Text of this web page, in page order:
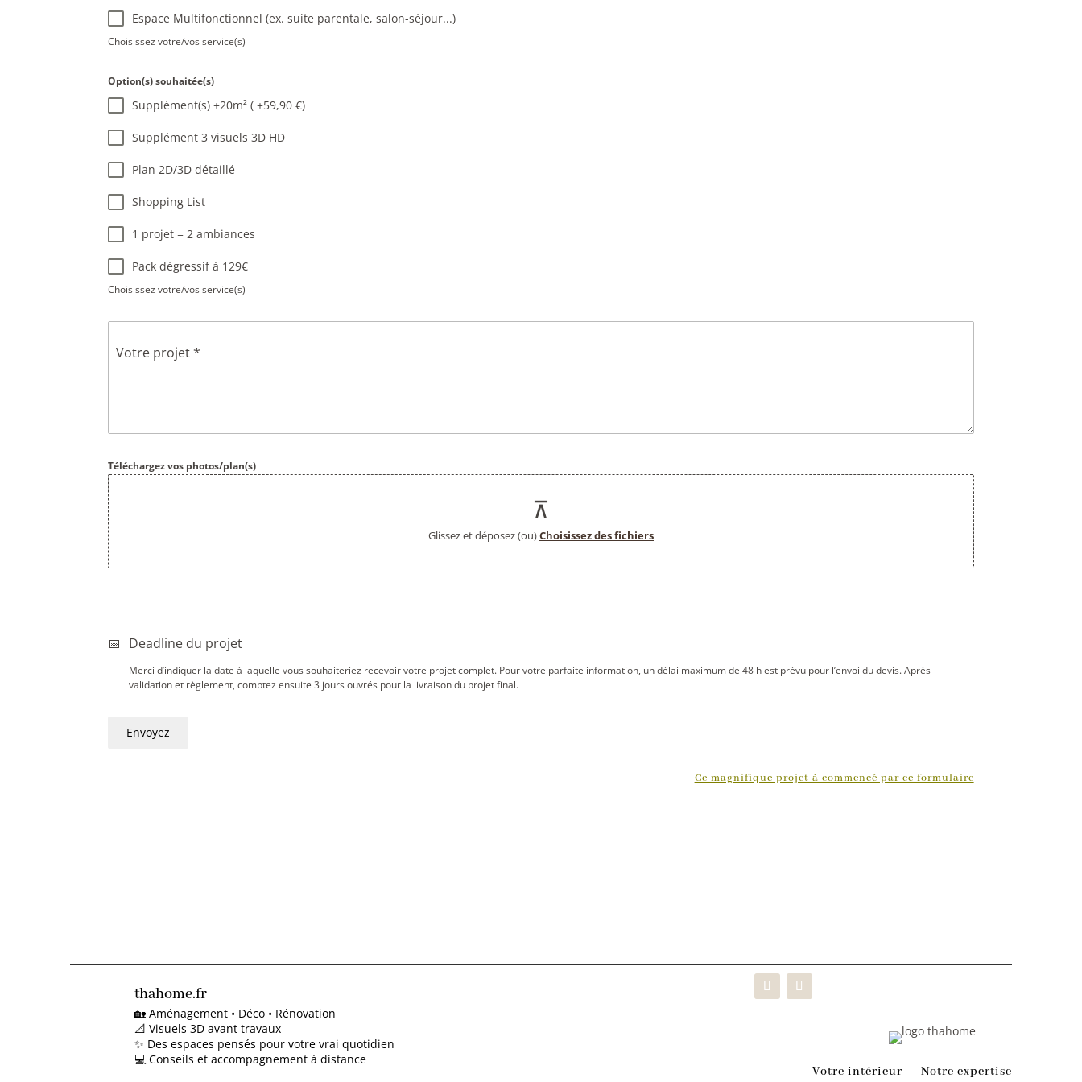
Espace Multifonctionnel (ex. suite parentale, salon-séjour...)
Choisissez votre/vos service(s)
Option(s) souhaitée(s)
Supplément(s) +20m² ( +59,90 €)
Supplément 3 visuels 3D HD
Plan 2D/3D détaillé
Shopping List
1 projet = 2 ambiances
Pack dégressif à 129€
Choisissez votre/vos service(s)
Votre projet*
Téléchargez vos photos/plan(s)
Glissez et déposez (ou)Choisissez des fichiers
Deadline du projet
Merci d’indiquer la date à laquelle vous souhaiteriez recevoir votre projet complet. Pour votre parfaite information, un délai maximum de 48 h est prévu pour l’envoi du devis. Après
validation et règlement, comptez ensuite 3 jours ouvrés pour la livraison du projet final.
Envoyez
Ce magnifique projet à commencé par ce formulaire
thahome.fr
🏡 Aménagement • Déco • Rénovation
📐 Visuels 3D avant travaux
✨ Des espaces pensés pour votre vrai quotidien
💻 Conseils et accompagnement à distance
Votre intérieur – Notre expertise